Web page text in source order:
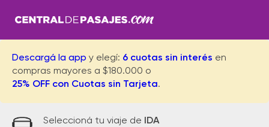
Descargá la app y elegí: 6 cuotas sin interés en
compras mayores a $180.000 o
25% OFF con Cuotas sin Tarjeta.
Seleccioná tu viaje de IDA